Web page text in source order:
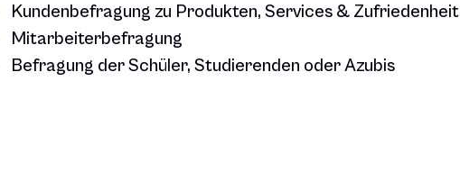
Kundenbefragung zu Produkten, Services & Zufriedenheit
Mitarbeiterbefragung
Befragung der Schüler, Studierenden oder Azubis